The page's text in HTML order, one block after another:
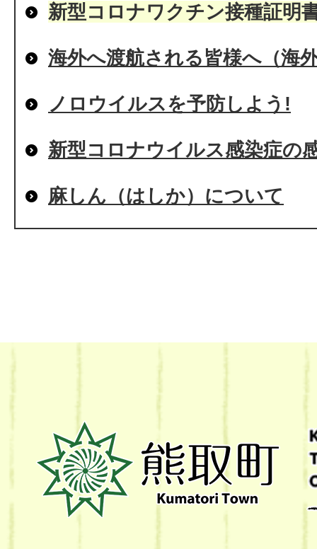
新型コロナワクチン接種証明
海外へ渡航される皆様へ（海
ノロウイルスを予防しよう!
新型コロナウイルス感染症の
麻しん（はしか）について
熊
取
町
Kumatori